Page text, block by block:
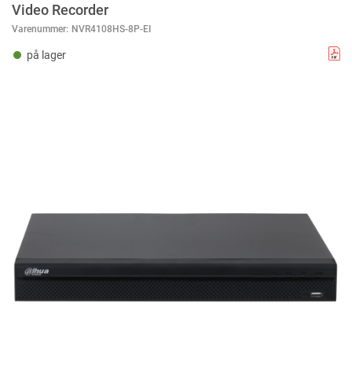
Video Recorder
Varenummer: NVR4108HS-8P-EI
på lager